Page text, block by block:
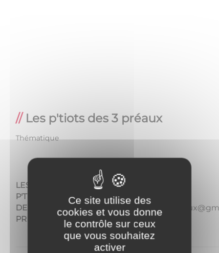
Les p'tiots des 3 préaux
Thématique
LES
P'TIOTS
DES 3
PRÉAUX
Médard
21130
PONCEY-
LES-
ATHÉE
06.32.26.86.33
Ce site utilise des
cookies et vous donne
le contrôle sur ceux
que vous souhaitez
activer